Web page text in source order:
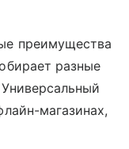
преимущества
разные
магазинах,